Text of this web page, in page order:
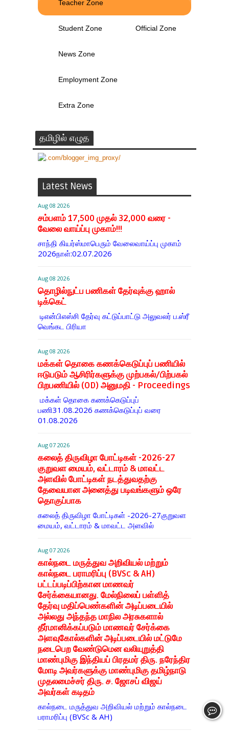
Teacher Zone
Student Zone Official Zone
News Zone
Employment Zone
Extra Zone
தமிழில் எழுத
Latest News
Aug 08 2026
சம்பளம் 17,500 முதல் 32,000 வரை -
வேலை வாய்ப்பு முகாம்!!!
சாந்தி கியர்ஸ்மாபெரும் வேலைவாய்ப்பு முகாம்
2026நாள்:02.07.2026
Aug 08 2026
தொழில்நுட்ப பணிகள் தேர்வுக்கு ஹால் ​
டிக்கெட்
டிஎன்​பிஎஸ்சி தேர்வு கட்​டுப்​பாட்டு அலு​வலர் ப.ஸ்ரீ
வெங்கட பிரியா
Aug 08 2026
மக்கள் தொகை கணக்கெடுப்புப் பணியில்
ஈடுபடும் ஆசிரிர்களுக்கு முற்பகல்/பிற்பகல்
பிறபணியில் (OD) அனுமதி - Proceedings
மக்கள் தொகை கணக்கெடுப்புப்
பணி31.08.2026 கணக்கெடுப்புப் வரை
01.08.2026
Aug 07 2026
கலைத் திருவிழா போட்டிகள் -2026-27
குறுவள மையம், வட்டாரம் & மாவட்ட
அளவில் போட்டிகள் நடத்துவதற்கு
தேவையான அனைத்து படிவங்களும் ஒரே
தொகுப்பாக
கலைத் திருவிழா போட்டிகள் -2026-27குறுவள
மையம், வட்டாரம் & மாவட்ட அளவில்
Aug 07 2026
கால்நடை மருத்துவ அறிவியல் மற்றும்
கால்நடை பராமரிப்பு (BVSc & AH)
பட்டப்படிப்பிற்கான மாணவர்
சேர்க்கையானது. மேல்நிலைப் பள்ளித்
தேர்வு மதிப்பெண்களின் அடிப்படையில்
அல்லது அந்தந்த மாநில அரசுகளால்
தீர்மானிக்கப்படும் மாணவர் சேர்க்கை
அளவுகோல்களின் அடிப்படையில் மட்டுமே
நடைபெற வேண்டுமென வலியுறுத்தி
மாண்புமிகு இந்தியப் பிரதமர் திரு. நரேந்திர
மோடி அவர்களுக்கு மாண்புமிகு தமிழ்நாடு
முதலமைச்சர் திரு. ச. ஜோசப் விஜய்
அவர்கள் கடிதம்
கால்நடை மருத்துவ அறிவியல் மற்றும் கால்நடை
பராமரிப்பு (BVSc & AH)